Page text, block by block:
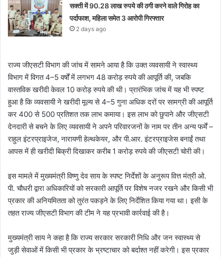
सक्ती में 90.28 लाख रुपये की ठगी करने वाले गिरोह का
पर्दाफाश, महिला समेत 3 आरोपी गिरफ्तार
2 days ago
राज्य जीएसटी विभाग की जांच में सामने आया है कि उक्त व्यवसायी ने स्वास्थ्य
विभाग में विगत 4–5 वर्षों में लगभग 48 करोड़ रुपये की आपूर्ति की, जबकि
वास्तविक खरीदी केवल 10 करोड़ रुपये की थी। प्रारंभिक जांच में यह भी स्पष्ट
हुआ है कि व्यवसायी ने खरीदी मूल्य से 4–5 गुना अधिक दरों पर सामग्री की आपूर्ति
कर 400 से 500 प्रतिशत तक लाभ कमाया। इस लाभ को छुपाने और जीएसटी
देनदारी से बचने के लिए व्यवसायी ने अपने परिवारजनों के नाम पर तीन अन्य फर्में –
राहुल इंटरप्राइजेज, नारायणी हेल्थकेयर, और पी.आर. इंटरप्राइजेस बनाईं तथा
आपस में ही खरीदी बिक्री दिखाकर करीब 1 करोड़ रुपये की जीएसटी चोरी की।
इस मामले में मुख्यमंत्री विष्णु देव साय के स्पष्ट निर्देशों के अनुरूप वित्त मंत्री ओ.
पी. चौधरी द्वारा अधिकारियों को सरकारी आपूर्ति पर विशेष नजर रखने और किसी भी
प्रकार की अनियमितता को तुरंत पकड़ने के लिए निर्देशित किया गया था। इसी के
तहत राज्य जीएसटी विभाग की टीम ने यह प्रभावी कार्रवाई की है।
मुख्यमंत्री साय ने कहा है कि राज्य सरकार सरकारी निधि और जन स्वास्थ्य से
जुड़ी सेवाओं में किसी भी प्रकार के भ्रष्टाचार को बर्दाश्त नहीं करेगी। इस प्रकार